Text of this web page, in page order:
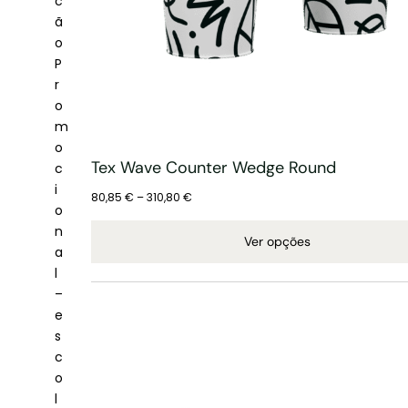
ã
o
P
r
o
m
o
c
i
o
n
a
l
–
e
s
c
o
l
Tex Wave Counter Wedge Round
80,85 € –310,80 €
Ver opções